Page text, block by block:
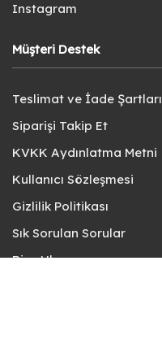
Instagram
Müşteri Destek
Teslimat ve İade Şartları
Siparişi Takip Et
KVKK Aydınlatma Metni
Kullanıcı Sözleşmesi
Gizlilik Politikası
Sık Sorulan Sorular
Bize Ulaşın